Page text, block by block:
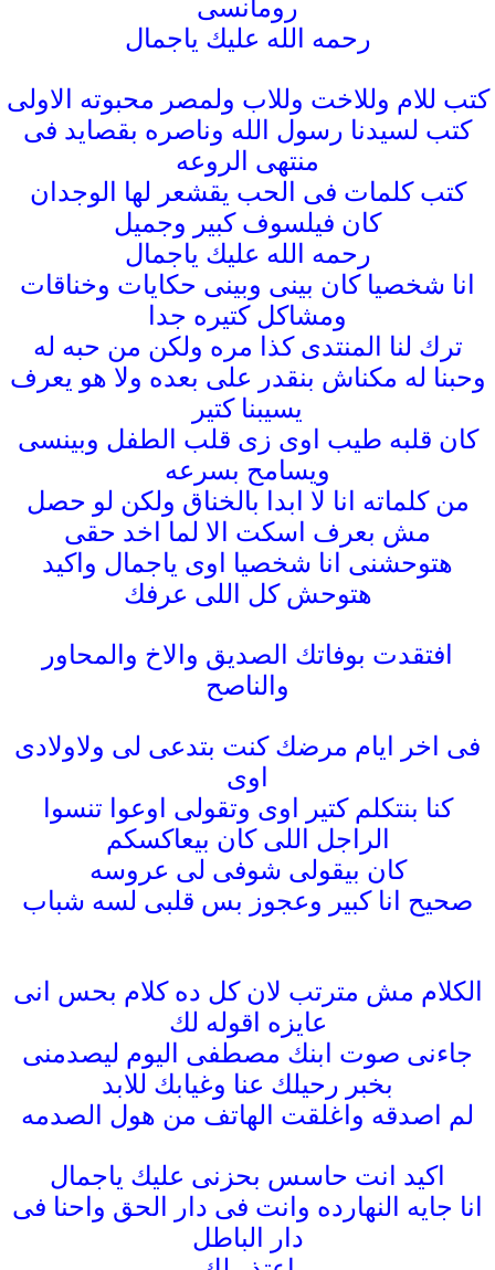
رومانسى
رحمه الله عليك ياجمال
كتب للام وللاخت وللاب ولمصر محبوته الاولى
كتب لسيدنا رسول الله وناصره بقصايد فى
منتهى الروعه
كتب كلمات فى الحب يقشعر لها الوجدان
كان فيلسوف كبير وجميل
رحمه الله عليك ياجمال
انا شخصيا كان بينى وبينى حكايات وخناقات
ومشاكل كتيره جدا
ترك لنا المنتدى كذا مره ولكن من حبه له
وحبنا له مكناش بنقدر على بعده ولا هو يعرف
يسيبنا كتير
كان قلبه طيب اوى زى قلب الطفل وبينسى
ويسامح بسرعه
من كلماته انا لا ابدا بالخناق ولكن لو حصل
مش بعرف اسكت الا لما اخد حقى
هتوحشنى انا شخصيا اوى ياجمال واكيد
هتوحش كل اللى عرفك
افتقدت بوفاتك الصديق والاخ والمحاور
والناصح
فى اخر ايام مرضك كنت بتدعى لى ولاولادى
اوى
كنا بنتكلم كتير اوى وتقولى اوعوا تنسوا
الراجل اللى كان بيعاكسكم
كان بيقولى شوفى لى عروسه
صحيح انا كبير وعجوز بس قلبى لسه شباب
الكلام مش مترتب لان كل ده كلام بحس انى
عايزه اقوله لك
جاءنى صوت ابنك مصطفى اليوم ليصدمنى
بخبر رحيلك عنا وغيابك للابد
لم اصدقه واغلقت الهاتف من هول الصدمه
اكيد انت حاسس بحزنى عليك ياجمال
انا جايه النهارده وانت فى دار الحق واحنا فى
دار الباطل